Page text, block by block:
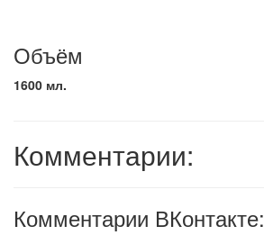
Объём
1600 мл.
Комментарии:
Комментарии ВКонтакте: